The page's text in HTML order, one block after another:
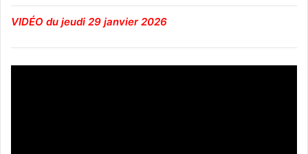
VIDÉO du jeudi 29 janvier 2026